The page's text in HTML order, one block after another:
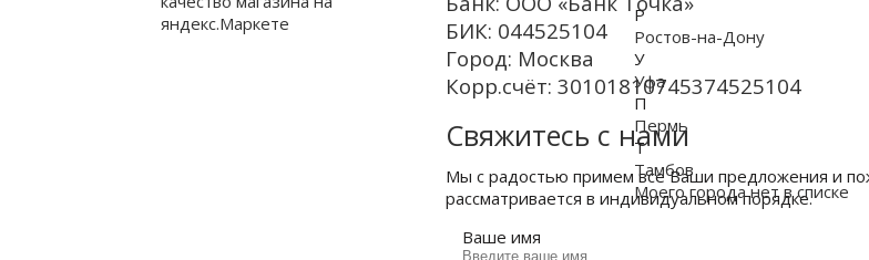
БИК: 044525104
Город: Москва
Корр.счёт: 30101810745374525104
Свяжитесь с нами
Мы с радостью примем все Ваши предложения и
рассматривается в индивидуальном порядке.
Ваше имя
Р
Ростов-на-Дону
У
Уфа
П
Пермь
Т
Тамбов
Моего города нет в списке